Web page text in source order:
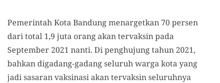
Pemerintah Kota Bandung menargetkan 70 persen
dari total 1,9 juta orang akan tervaksin pada
September 2021 nanti. Di penghujung tahun 2021,
bahkan digadang-gadang seluruh warga kota yang
jadi sasaran vaksinasi akan tervaksin seluruhnya